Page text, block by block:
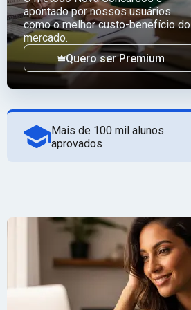
apontado por nossos usuários
como o melhor custo-benefício do
mercado.
Quero ser Premium
Mais de 100 mil alunos
aprovados